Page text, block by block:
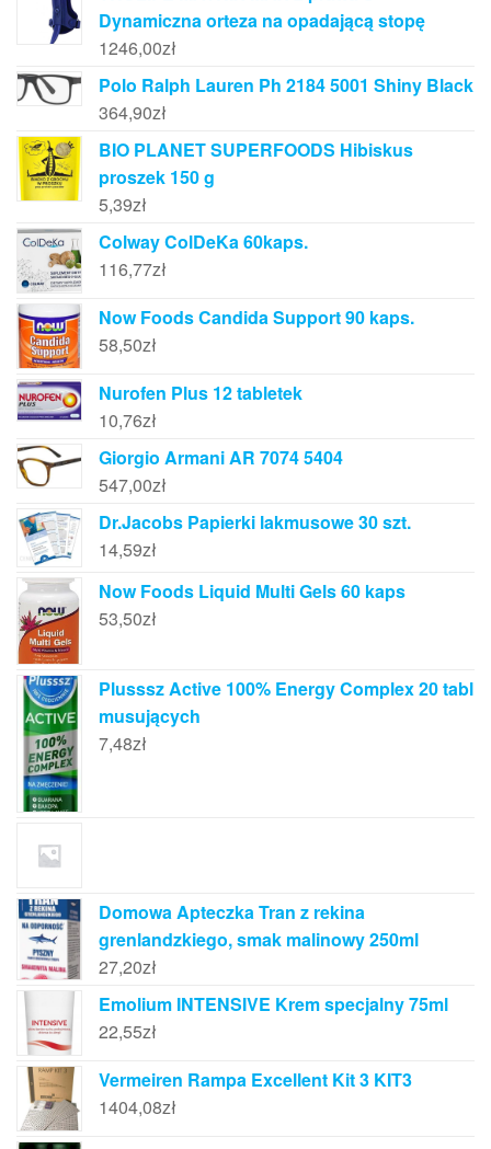
Dynamiczna orteza na opadającą stopę
1246,00zł
Polo Ralph Lauren Ph 2184 5001 Shiny Black
364,90zł
BIO PLANET SUPERFOODS Hibiskus
proszek 150 g
5,39zł
Colway ColDeKa 60kaps.
116,77zł
Now Foods Candida Support 90 kaps.
58,50zł
Nurofen Plus 12 tabletek
10,76zł
Giorgio Armani AR 7074 5404
547,00zł
Dr.Jacobs Papierki lakmusowe 30 szt.
14,59zł
Now Foods Liquid Multi Gels 60 kaps
53,50zł
Plusssz Active 100% Energy Complex 20 tabl
musujących
7,48zł
Domowa Apteczka Tran z rekina
grenlandzkiego, smak malinowy 250ml
27,20zł
Emolium INTENSIVE Krem specjalny 75ml
22,55zł
Vermeiren Rampa Excellent Kit 3 KIT3
1404,08zł